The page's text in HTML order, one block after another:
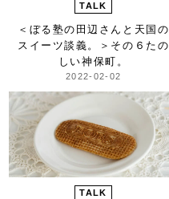
TALK
＜ぼる塾の田辺さんと天国の
スイーツ談義。＞ その６たの
しい神保町。
2022-02-02
TALK